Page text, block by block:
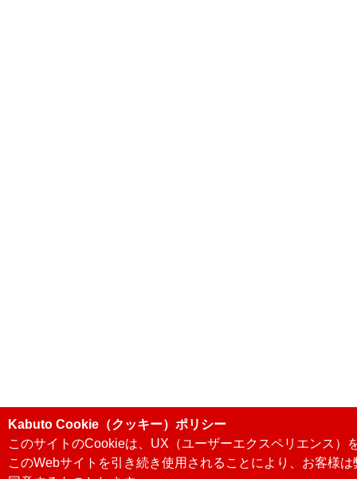
Kabuto Cookie（クッキー）ポリシー
このサイトのCookieは、UX（ユーザーエクスペリエンス）
このWebサイトを引き続き使用されることにより、お客様は